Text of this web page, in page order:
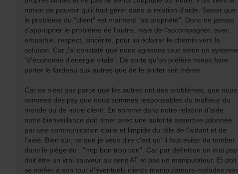
notion de pouvoir qu'il faut gérer dans la relation d'aide. Savoir que
le problème du "client" est vraiment "sa propriété". Donc ne jamais
s'approprier le problème de l'autre, mais de l'accompagner, avec
empathie, respect, sincèrité, pour lui éclairer le chemin vers la
solution. Car j'ai constaté que nous agissons tous selon un système
"d'économie d'energie vitale". De sorte qu'on préfère mieux faire
porter le fardeau aux autres que de le porter soit même.
Car ce n'est pas parce que les autres ont des problèmes, que nous
sommes des psy que nous sommes responsables du malheur du
monde ou de notre client. En somme dans notre relation d'aide
notre bienveillance doit rimer avec une autorité assertive jalonnée
par une communication claire et limpide du rôle de l'aidant et de
l'aidé. Bien sûr, ce que je veux dire c'est qu' il faut éviter de tomber
dans le piège du : "trop bon trop con". Car par définition un vrai psy
doit être un vrai sauveur au sens AT et pas un manipulateur. Et doit
se méfier à son tour d'éventuels clients manipulateurs-malades non